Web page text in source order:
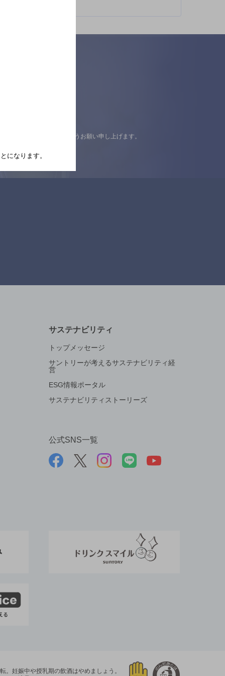
の上ご来店くださいますようお願い申し上げます。
サステナビリティ
トップメッセージ
サントリーが考えるサステナビリティ経
営
ESG情報ポータル
サステナビリティストーリーズ
公式SNS一覧
。 妊娠中や授乳期の飲酒はやめましょう。
になります。